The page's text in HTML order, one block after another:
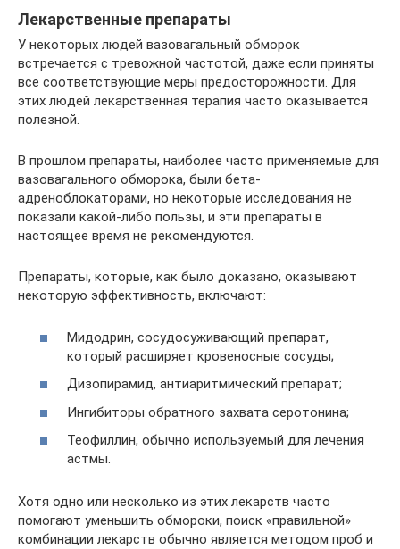
Лекарственные препараты
У некоторых людей вазовагальный обморок
встречается с тревожной частотой, даже если приняты
все соответствующие меры предосторожности. Для
этих людей лекарственная терапия часто оказывается
полезной.
В прошлом препараты, наиболее часто применяемые для
вазовагального обморока, были бета-
адреноблокаторами, но некоторые исследования не
показали какой-либо пользы, и эти препараты в
настоящее время не рекомендуются.
Препараты, которые, как было доказано, оказывают
некоторую эффективность, включают:
Мидодрин, сосудосуживающий препарат,
который расширяет кровеносные сосуды;
Дизопирамид, антиаритмический препарат;
Ингибиторы обратного захвата серотонина;
Теофиллин, обычно используемый для лечения
астмы.
Хотя одно или несколько из этих лекарств часто
помогают уменьшить обмороки, поиск «правильной»
комбинации лекарств обычно является методом проб и